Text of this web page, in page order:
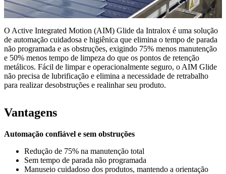
Video
O Active Integrated Motion (AIM) Glide da Intralox é uma solução
de automação cuidadosa e higiênica que elimina o tempo de parada
não programada e as obstruções, exigindo 75% menos manutenção
e 50% menos tempo de limpeza do que os pontos de retenção
metálicos. Fácil de limpar e operacionalmente seguro, o AIM Glide
não precisa de lubrificação e elimina a necessidade de retrabalho
para realizar desobstruções e realinhar seu produto.
Vantagens
Automação confiável e sem obstruções
Redução de 75% na manutenção total
Sem tempo de parada não programada
Manuseio cuidadoso dos produtos, mantendo a orientação